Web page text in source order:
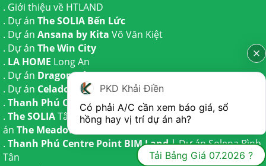
. Giới thiệu về HTLAND
. Dự án The SOLIA Bến Lức
. Dự án Ansana by Kita Võ Văn Kiệt
. Dự án The Win City
. LA HOME Long An
. Dự án Dragon Eden Long An
. Dự án Celadon City
Tân Phú
. Thanh Phú Centre PointBến Lức
. The SOLIATây Ninh | Dự ánThe AGULATrần Anh và Dự
án The Meadow
. Thanh Phú Centre Point BIM Land| Dự ánSolena Bình
Tân
PKD Khải Điền
Có phải A/C cần xem báo giá, sổ
hồng hay vị trí dự án ah?
Tải Bảng Giá 07.2026 ?